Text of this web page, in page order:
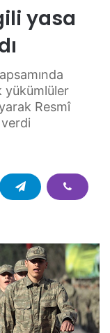
yasa
yükümlüler
Resmî
verdi